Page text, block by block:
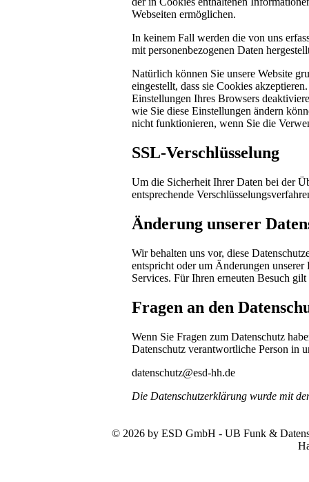
Webseiten ermöglichen.
In keinem Fall werden die von uns
mit personenbezogenen Daten
Natürlich können Sie unsere Website
eingestellt, dass sie Cookies
Einstellungen Ihres Browsers
wie Sie diese Einstellungen ändern
nicht funktionieren, wenn Sie die
SSL-Verschlüsselung
Um die Sicherheit Ihrer Daten bei der
entsprechende
Änderung unserer
Wir behalten uns vor, diese
entspricht oder um Änderungen
Services. Für Ihren erneuten Besuch
Fragen an den
Wenn Sie Fragen zum Datenschutz
Datenschutz verantwortliche Person in
datenschutz@esd-hh.de
Die Datenschutzerklärung wurde mit
© 2026 by ESD GmbH - UB Funk &